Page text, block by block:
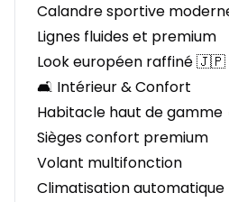
Calandre sportive
Lignes fluides et premium
Look européen raffiné 🇯🇵
🛋️ Intérieur & Confort
Habitacle haut de gamme
Sièges confort premium
Volant multifonction
Climatisation automatique